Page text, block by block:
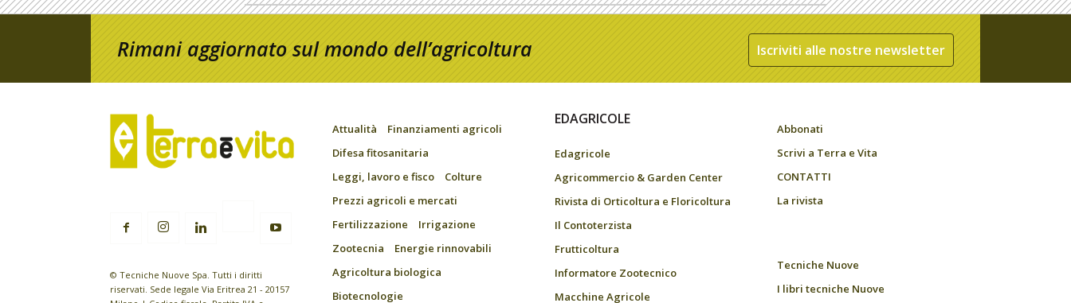
Rimani aggiornato sul mondo dell’agricoltura Iscriviti alle nostre newsletter
© Tecniche Nuove Spa. Tutti i diritti
riservati. Sede legale Via Eritrea 21 - 20157
Attualità
Finanziamenti agricoli
Difesa fitosanitaria
Leggi, lavoro e fisco
Colture
Prezzi agricoli e mercati
Fertilizzazione
Irrigazione
Zootecnia
Energie rinnovabili
Agricoltura biologica
Biotecnologie
EDAGRICOLE
Edagricole
Agricommercio & Garden Center
Rivista di Orticoltura e Floricoltura
Il Contoterzista
Frutticoltura
Informatore Zootecnico
Macchine Agricole
Abbonati
Scrivi a Terra e Vita
CONTATTI
La rivista
Tecniche Nuove
I libri tecniche Nuove